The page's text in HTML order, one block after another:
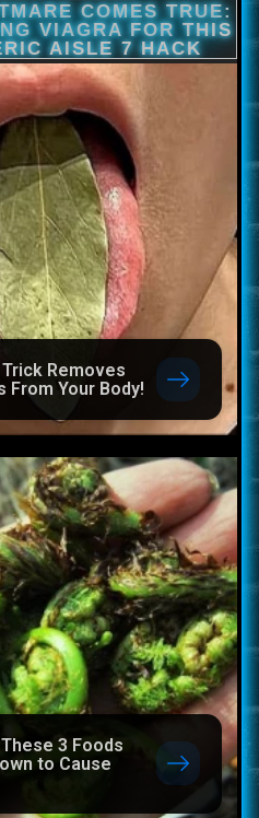
Removes
From Your Body!
3 Foods
to Cause